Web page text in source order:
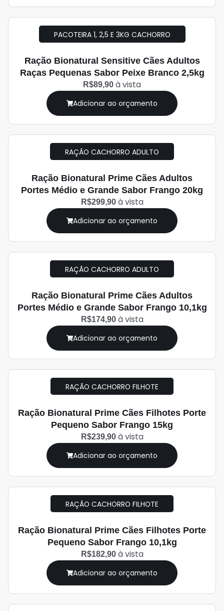
PACOTEIRA 1, 2,5 E 3KG CACHORRO
Ração Bionatural Sensitive Cães Adultos
Raças Pequenas Sabor Peixe Branco 2,5kg
R$89,90 à vista
Adicionar ao orçamento
RAÇÃO CACHORRO ADULTO
Ração Bionatural Prime Cães Adultos
Portes Médio e Grande Sabor Frango 20kg
R$299,90à vista
Adicionar ao orçamento
RAÇÃO CACHORRO ADULTO
Ração Bionatural Prime Cães Adultos
Portes Médio e Grande Sabor Frango 10,1kg
R$174,90à vista
Adicionar ao orçamento
RAÇÃO CACHORRO FILHOTE
Ração Bionatural Prime Cães Filhotes Porte
Pequeno Sabor Frango 15kg
R$239,90à vista
Adicionar ao orçamento
RAÇÃO CACHORRO FILHOTE
Ração Bionatural Prime Cães Filhotes Porte
Pequeno Sabor Frango 10,1kg
R$182,90 à vista
Adicionar ao orçamento